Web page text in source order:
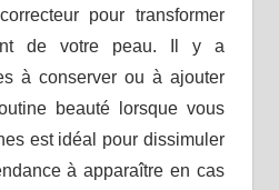
pour transformer
de votre peau. Il y a
à conserver ou à ajouter
beauté lorsque vous
est idéal pour dissimuler
à apparaître en cas